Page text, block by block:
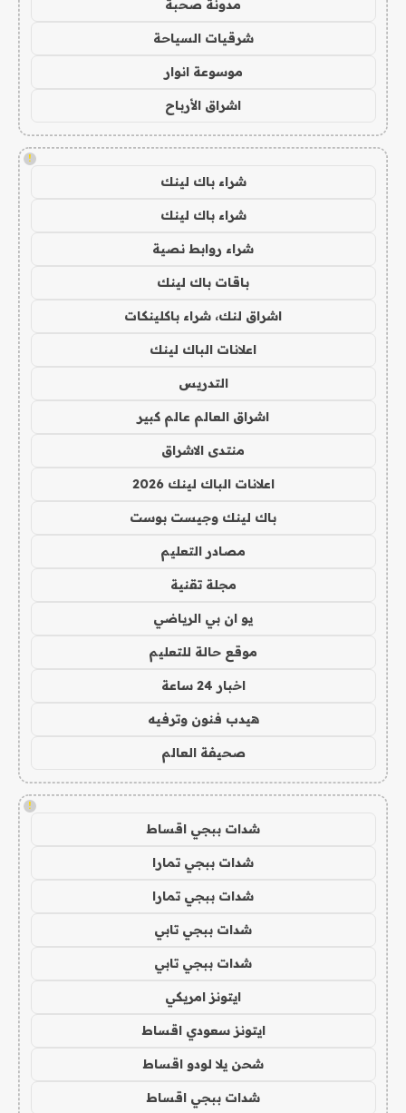
مدونة صحبة
شرقيات السياحة
موسوعة انوار
اشراق الأرباح
!
شراء باك لينك
شراء باك لينك
شراء روابط نصية
باقات باك لينك
اشراق لنك، شراء باكلينكات
اعلانات الباك لينك
التدريس
اشراق العالم عالم كبير
منتدى الاشراق
اعلانات الباك لينك 2026
باك لينك وجيست بوست
مصادر التعليم
مجلة تقنية
يو ان بي الرياضي
موقع حالة للتعليم
اخبار 24 ساعة
هيدب فنون وترفيه
صحيفة العالم
!
شدات ببجي اقساط
شدات ببجي تمارا
شدات ببجي تمارا
شدات ببجي تابي
شدات ببجي تابي
ايتونز امريكي
ايتونز سعودي اقساط
شحن يلا لودو اقساط
شدات ببجي اقساط